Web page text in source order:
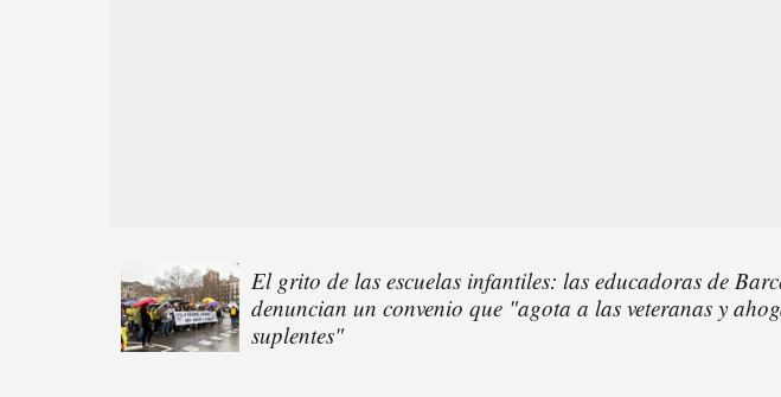
El grito de las escuelas infantiles: las educadoras de
denuncian un convenio que "agota a las veteranas y
suplentes"